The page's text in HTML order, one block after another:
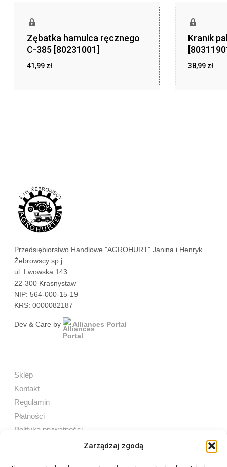
Zarządzaj zgodą
Zębatka hamulca ręcznego
C-385 [80231001]
41,99 zł
Kranik
38,99 zł
Przedsiębiorstwo Handlowe "AGROHURT" Janina i Henryk
Żebrowscy sp.j.
ul. Lwowska 143
22-300 Krasnystaw
NIP: 564-000-15-19
KRS: 0000082187
Dev & Care by Alliances Portal
Sklep
Kontakt
Regulamin
Płatności
Polityka prywatności